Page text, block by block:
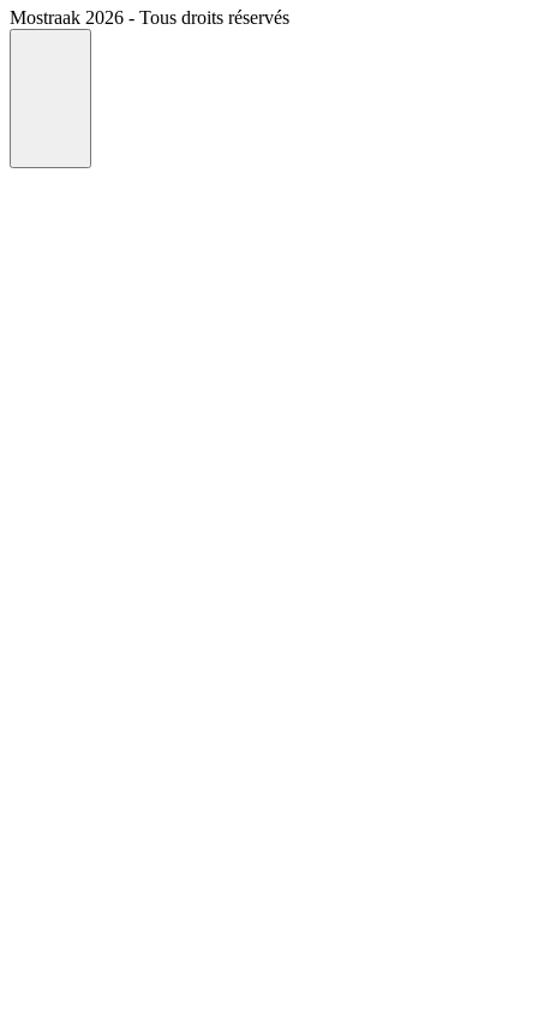
Mostraak 2026 - Tous droits réservés